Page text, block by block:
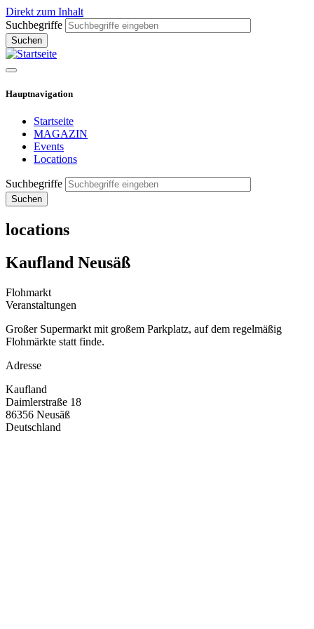
Direkt zum Inhalt
Suchbegriffe
Hauptnavigation
Startseite
MAGAZIN
Events
Locations
Suchbegriffe
locations
Kaufland Neusäß
Flohmarkt
Veranstaltungen
Großer Supermarkt mit großem Parkplatz, auf dem regelmäßig
Flohmärkte statt finde.
Adresse
Kaufland
Daimlerstraße 18
86356 Neusäß
Deutschland